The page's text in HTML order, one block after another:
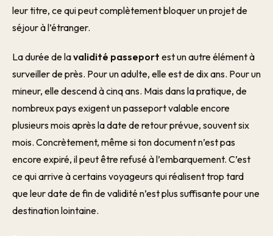
leur titre, ce qui peut complètement bloquer un projet de
séjour à l’étranger.
La durée de lavalidité passeport est un autre élément à
surveiller de près. Pour un adulte, elle est de dix ans. Pour un
mineur, elle descend à cinq ans. Mais dans la pratique, de
nombreux pays exigent un passeport valable encore
plusieurs mois après la date de retour prévue, souvent six
mois. Concrètement, même si ton document n’est pas
encore expiré, il peut être refusé à l’embarquement. C’est
ce qui arrive à certains voyageurs qui réalisent trop tard
que leur date de fin de validité n’est plus suffisante pour une
destination lointaine.